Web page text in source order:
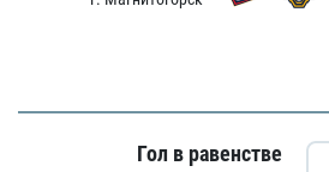
Гол в равенстве